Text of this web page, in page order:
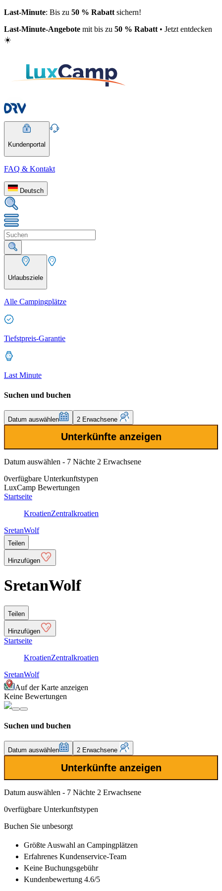
Last-Minute: Bis zu 50 % Rabatt sichern!
Last-Minute-Angebote mit bis zu 50 % Rabatt • Jetzt entdecken
☀️
Kundenportal
FAQ & Kontakt
Deutsch
Urlaubsziele
Alle Campingplätze
Tiefstpreis-Garantie
Last Minute
Suchen und buchen
Datum auswählen 2 Erwachsene
Unterkünfte anzeigen
Datum auswählen - 7 Nächte 2 Erwachsene
0verfügbare Unterkunftstypen
LuxCamp Bewertungen
Startseite
KroatienZentralkroatien
SretanWolf
Teilen
Hinzufügen
SretanWolf
Teilen
Hinzufügen
Startseite
KroatienZentralkroatien
SretanWolf
Auf der Karte anzeigen
Keine Bewertungen
Suchen und buchen
Datum auswählen 2 Erwachsene
Unterkünfte anzeigen
Datum auswählen - 7 Nächte 2 Erwachsene
0verfügbare Unterkunftstypen
Buchen Sie unbesorgt
Größte Auswahl an Campingplätzen
Erfahrenes Kundenservice-Team
Keine Buchungsgebühr
Kundenbewertung 4.6/5